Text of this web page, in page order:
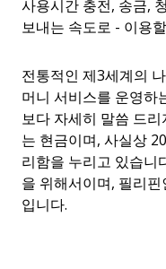
사용시간 충전, 송금,
보내는 속도로 - 이용
전통적인 제3세계의
머니 서비스를 운영하
보다 자세히 말씀 드
는 현금이며, 사실상
리함을 누리고 있습니
을 위해서이며, 필리
입니다.